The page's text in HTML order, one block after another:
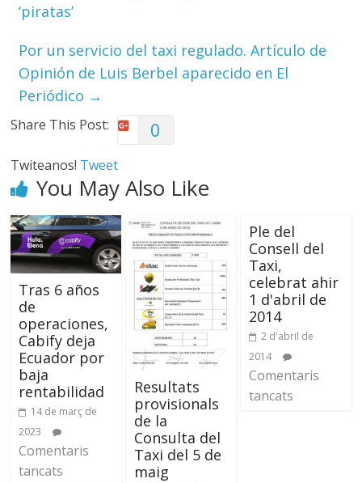
‘piratas’
Por un servicio del taxi regulado. Artículo de
Opinión de Luis Berbel aparecido en El
Periódico →
Share This Post: 0
Twiteanos! Tweet
You May Also Like
Tras 6 años
de
operaciones,
Cabify deja
Ecuador por
baja
rentabilidad
14 de març de
2023
Comentaris
tancats
Resultats
provisionals
de la
Consulta del
Taxi del 5 de
maig
Ple del
Consell del
Taxi,
celebrat ahir
1 d'abril de
2014
2 d'abril de
2014
Comentaris
tancats